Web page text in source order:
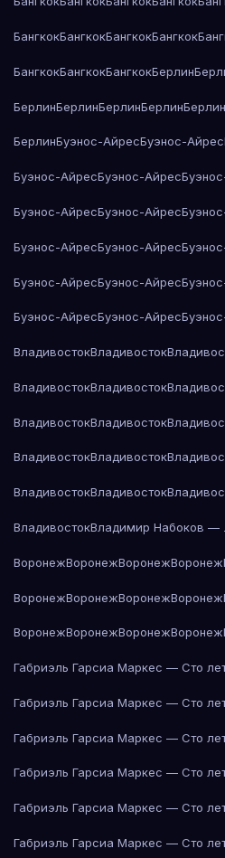
БангкокБангкокБангкокБангкок
БангкокБангкокБангкокБерлин
БерлинБерлинБерлинБерлинБерлин
БерлинБуэнос-АйресБуэнос-Айрес
Буэнос-АйресБуэнос-Айрес
Буэнос-АйресБуэнос-Айрес
Буэнос-АйресБуэнос-Айрес
Буэнос-АйресБуэнос-Айрес
Буэнос-АйресБуэнос-Айрес
ВладивостокВладивосток
ВладивостокВладивосток
ВладивостокВладивосток
ВладивостокВладивосток
ВладивостокВладивосток
ВладивостокВладимир Набоков —
ВоронежВоронежВоронежВоронеж
ВоронежВоронежВоронежВоронеж
ВоронежВоронежВоронежВоронеж
Габриэль Гарсиа Маркес — Сто
Габриэль Гарсиа Маркес — Сто
Габриэль Гарсиа Маркес — Сто
Габриэль Гарсиа Маркес — Сто
Габриэль Гарсиа Маркес — Сто
Габриэль Гарсиа Маркес — Сто